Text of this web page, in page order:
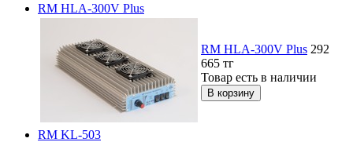
RM HLA-300V Plus
RM HLA-300V Plus 292
665 тг
Товар есть в наличии
RM KL-503